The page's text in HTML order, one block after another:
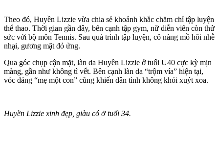
Theo đó, Huyền Lizzie vừa chia sẻ khoảnh khắc chăm chỉ tập luyện
thể thao. Thời gian gần đây, bên cạnh tập gym, nữ diễn viên còn thử
sức với bộ môn Tennis. Sau quá trình tập luyện, cô nàng mồ hôi nhễ
nhại, gương mặt đỏ ửng.
Qua góc chụp cận mặt, làn da Huyền Lizzie ở tuổi U40 cực kỳ mịn
màng, gần như không tì vết. Bên cạnh làn da “trộm vía” hiện tại,
vóc dáng “mẹ một con” cũng khiến dân tình không khỏi xuýt xoa.
Huyền Lizzie xinh đẹp, giàu có ở tuổi 34.